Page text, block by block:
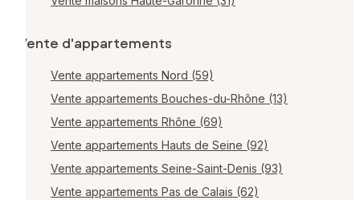
Vente d'appartements
Vente appartements Nord (59)
Vente appartements Bouches-du-Rhône (13)
Vente appartements Rhône (69)
Vente appartements Hauts de Seine (92)
Vente appartements Seine-Saint-Denis (93)
Vente appartements Pas de Calais (62)